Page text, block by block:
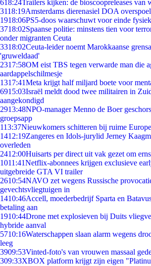
618:24Trailers kijken: de bioscoopreleases van
3118:19Amsterdams dierenasiel DOA
1918:06PS5-doos waarschuwt voor einde
3718:02Spaanse politie: minstens tien voor
onder migranten Ceuta
3318:02Ceuta-leider noemt Marokkaanse
'gruweldaad'
2317:58OM eist TBS tegen verwarde man die
aardappelschilmesje
1317:41Meta krijgt half miljard boete voor
6915:03Israël meldt dood twee militairen in
aangekondigd
2913:48NPO-manager Menno de Boer
groepsapp
113:37Nieuwkomers schitteren bij ruime
1412:19Zangeres en Idols-jurylid Jerney
overleden
2412:00Huisarts per direct uit vak gezet om
1011:41Netflix-abonnees krijgen exclusieve
uitgebreide GTA VI trailer
2610:54NAVO zet wegens Russische
gevechtsvliegtuigen in
1410:46Accell, moederbedrijf Sparta en
betaling aan
1910:44Drone met explosieven bij Duits
hybride aanval
5710:16Waterschappen slaan alarm wegens
leeg
3909:53Vinted-foto's van vrouwen massaal
309:33XBOX platform krijgt zijn eigen